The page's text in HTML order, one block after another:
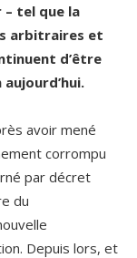
tel que la
arbitraires et
d’être
avoir mené
corrompu
par décret
du
Depuis lors, et